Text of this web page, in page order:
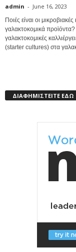
admin - June 16, 2023
Ποιές είναι οι
γαλακτοκομικά προϊόντα?
γαλακτοκομικές
(starter cultures) στα
ΔΙΑΦΗΜΙΣΤΕΙΤΕ ΕΔΩ